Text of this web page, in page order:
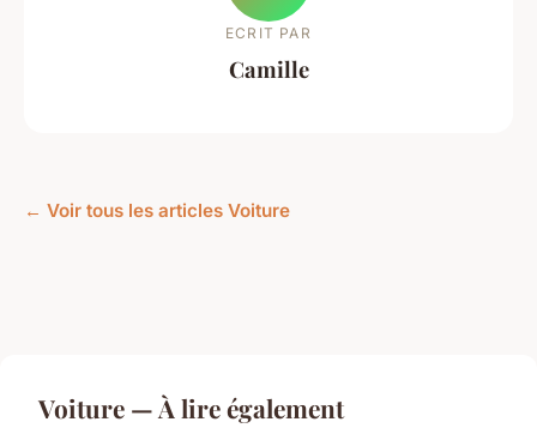
ECRIT PAR
Camille
← Voir tous les articles Voiture
Voiture — À lire également